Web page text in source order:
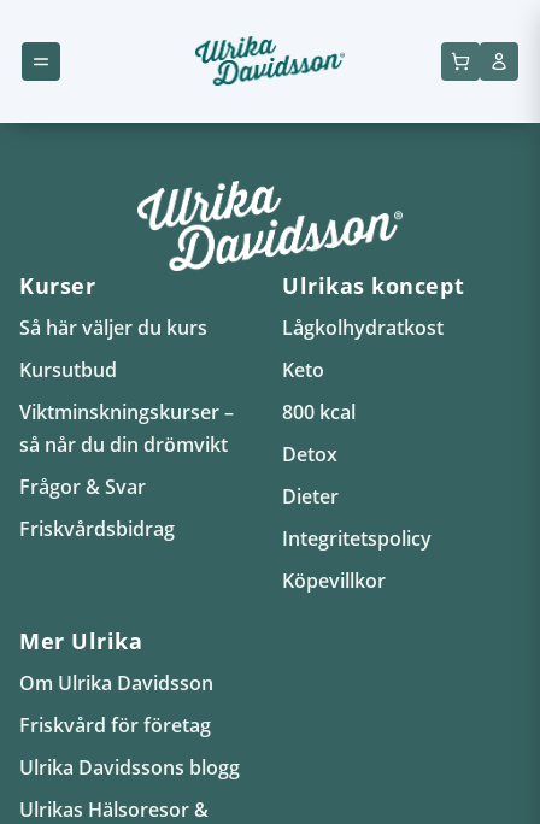
Kurser
Så här väljer du kurs
Kursutbud
Viktminskningskurser –
så når du din drömvikt
Frågor & Svar
Friskvårdsbidrag
Ulrikas koncept
Lågkolhydratkost
Keto
800 kcal
Detox
Dieter
Integritetspolicy
Köpevillkor
Mer Ulrika
Om Ulrika Davidsson
Friskvård för företag
Ulrika Davidssons blogg
Ulrikas Hälsoresor &